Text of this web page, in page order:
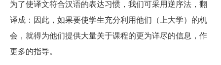
为了使译文符合汉语的表达习惯，我们可采用逆序法，翻
译成：因此，如果要使学生充分利用他们（上大学）的机
会，就得为他们提供大量关于课程的更为详尽的信息，作
更多的指导。